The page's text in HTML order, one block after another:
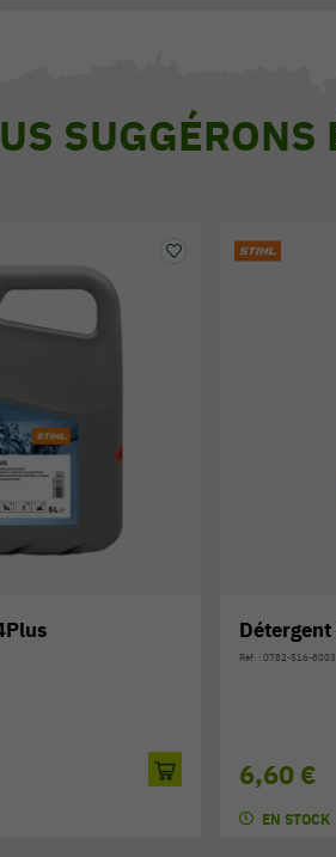
SUGGÉRONS
Réf. : 0782-516-8003
6,60 €
EN STOCK